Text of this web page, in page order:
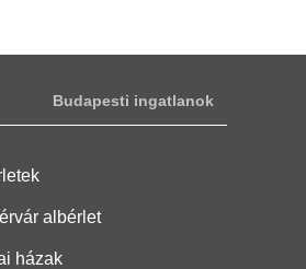
Budapesti ingatlanok
albérlet
házak